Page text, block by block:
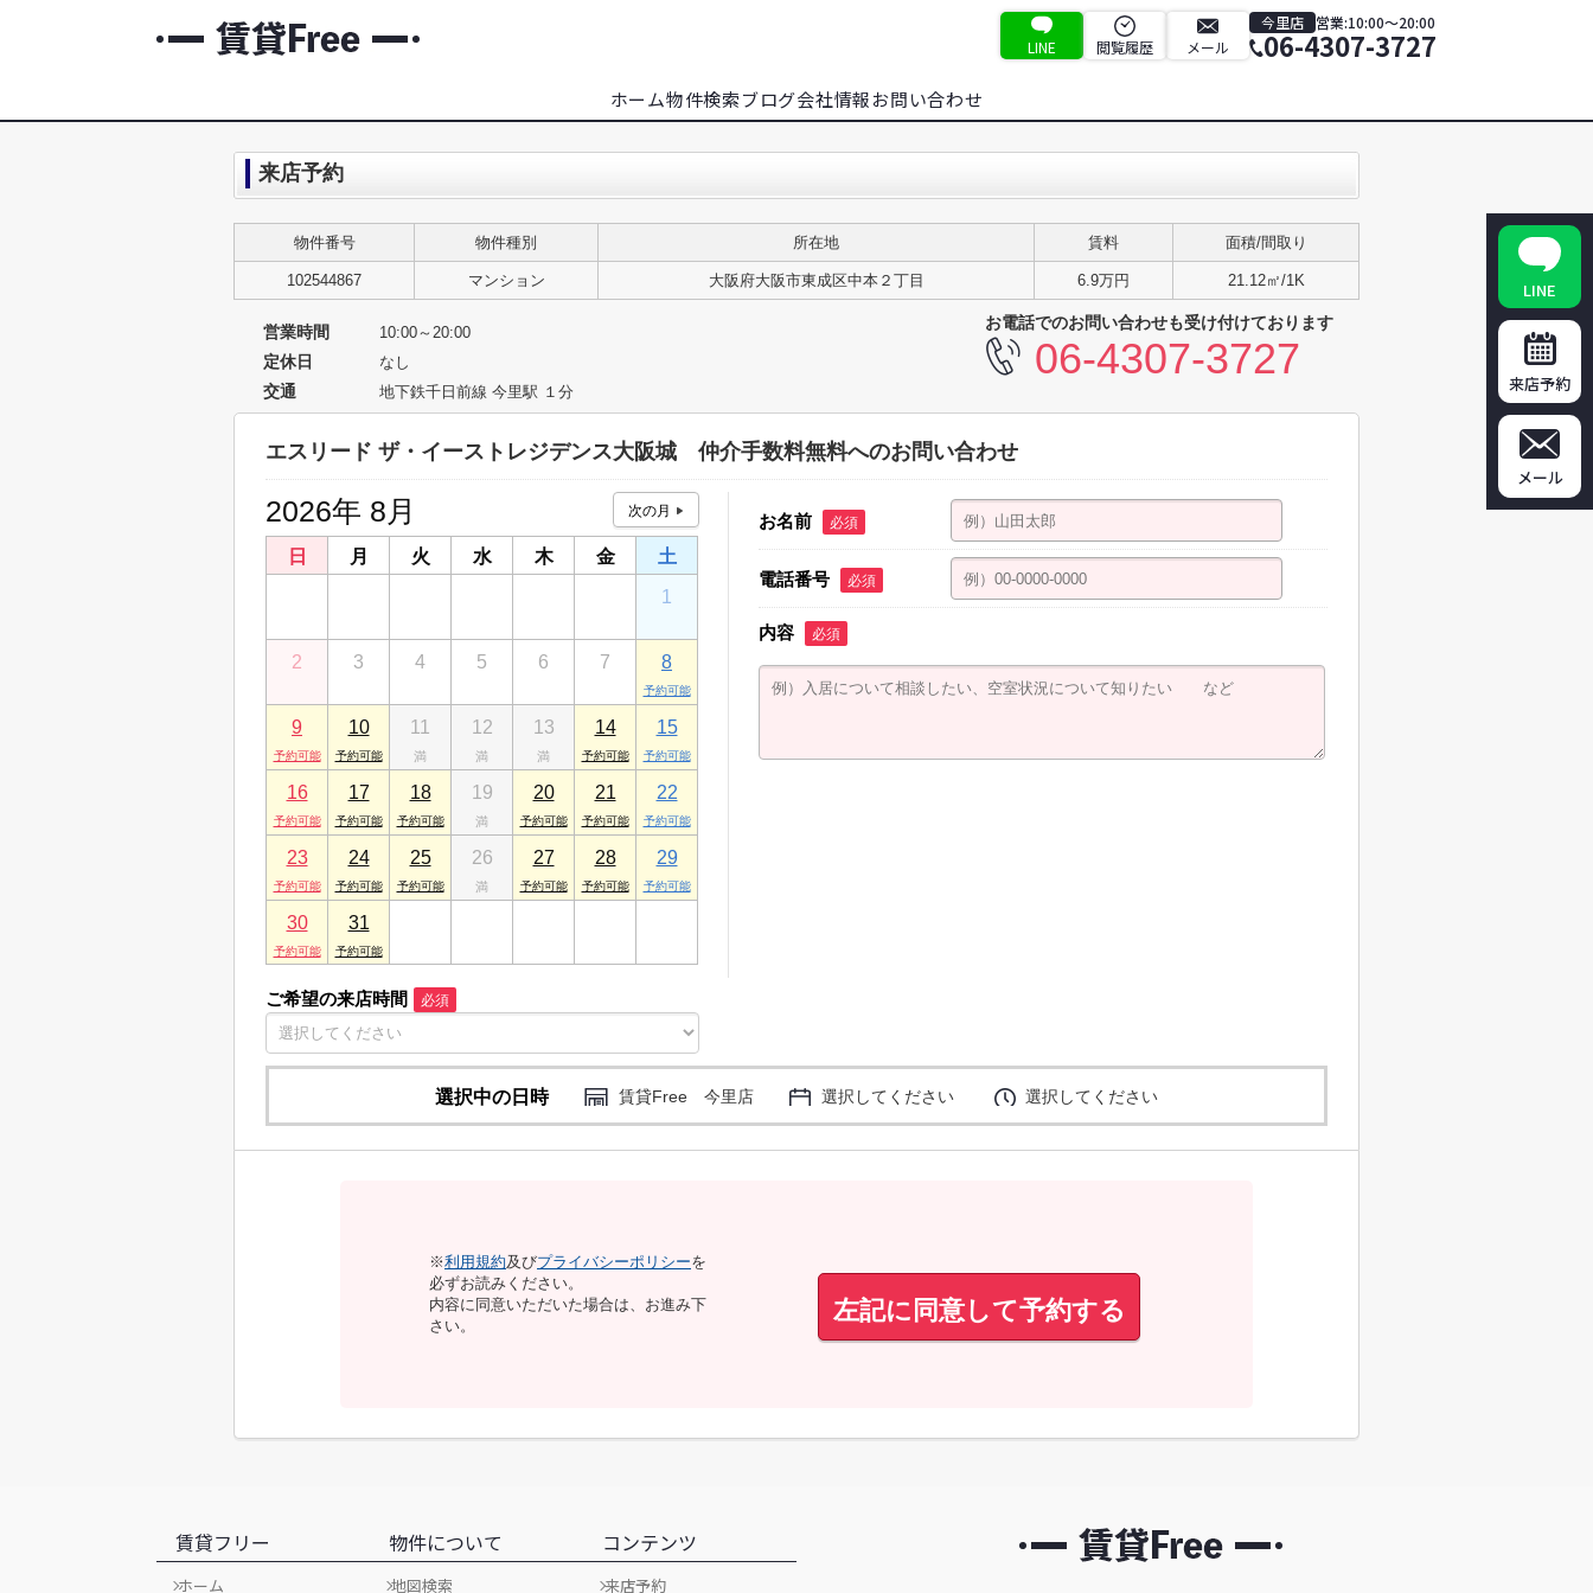
LINE 閲覧履歴 メール
今里店 営業:10:00～20:00
06-4307-3727
ホーム物件検索ブログ会社情報お問い合わせ
来店予約
物件番号 物件種別 所在地 賃料 面積/間取り
102544867 マンション 大阪府大阪市東成区中本２丁目 6.9万円 21.12㎡/1K
営業時間 10:00～20:00
定休日 なし
交通 地下鉄千日前線 今里駅 １分
お電話でのお問い合わせも受け付けております
06-4307-3727
エスリード ザ・イーストレジデンス大阪城 仲介手数料無料へのお問い合わせ
2026年 8月
日 月 火 水 木 金
土
1
2 3 4 5 6 7 8
9 10 11 12 13 14 15
16 17 18 19 20 21 22
23 24 25 26 27 28 29
30 31
ご希望の来店時間 必須
お名前 必須
電話番号 必須
内容 必須
選択中の日時 賃貸Free 今里店 選択してください 選択してください
※利用規約及びプライバシーポリシーを
必ずお読みください。
内容に同意いただいた場合は、お進み下
さい。
左記に同意して予約する
賃貸フリー
ホーム
物件について
地図検索
コンテンツ
来店予約
LINE
来店予約
メール